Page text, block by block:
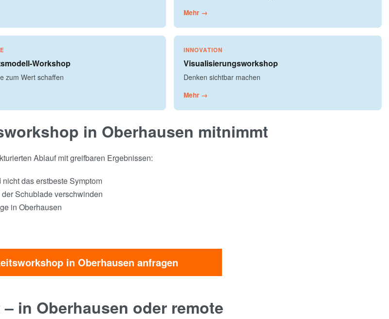
Mehr →
Workshop
zum Wert schaffen
INNOVATION
Visualisierungsworkshop
Denken sichtbar machen
Mehr →
in Oberhausen mitnimmt
Ablauf mit greifbaren Ergebnissen:
das erstbeste Symptom
Schublade verschwinden
in Oberhausen
in Oberhausen anfragen
in Oberhausen oder remote